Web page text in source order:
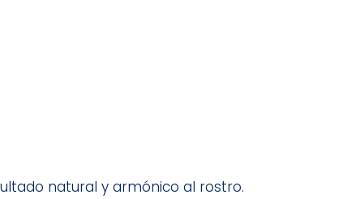
natural y armónico al rostro.